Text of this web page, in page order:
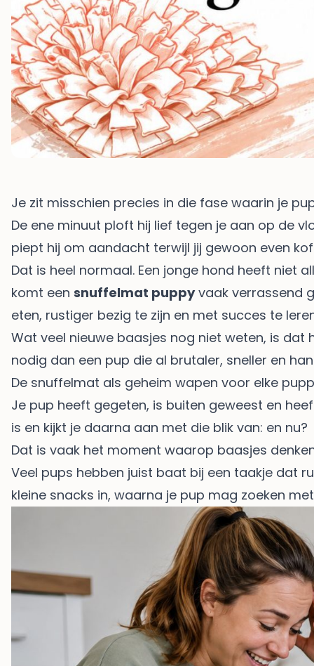
Je zit misschien precies in die fase waarin je
De ene minuut ploft hij lief tegen je aan op de
piept hij om aandacht terwijl jij gewoon even
Dat is heel normaal. Een jonge hond heeft niet
komt een snuffelmat puppyvaak verrassend
eten, rustiger bezig te zijn en met succes te
Wat veel nieuwe baasjes nog niet weten, is dat
nodig dan een pup die al brutaler, sneller en
De snuffelmat als geheim wapen voor elke
Je pup heeft gegeten, is buiten geweest en
is en kijkt je daarna aan met die blik van: en nu?
Dat is vaak het moment waarop baasjes
Veel pups hebben juist baat bij een taakje dat
kleine snacks in, waarna je pup mag zoeken